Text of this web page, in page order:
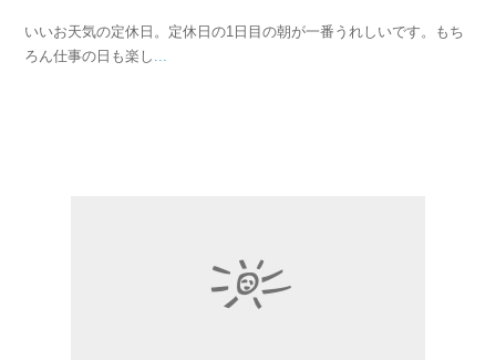
いいお天気の定休日。定休日の1日目の朝が一番うれしいです。もち
ろん仕事の日も楽し ...